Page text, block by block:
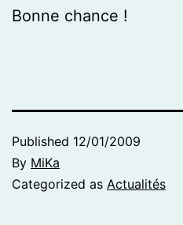
Bonne chance !
Published 12/01/2009
By MiKa
Categorized as Actualités